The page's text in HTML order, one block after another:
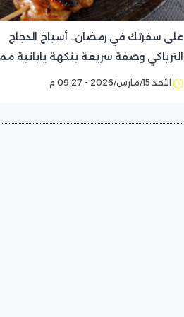
على سفرتك في رمضان.. أسياخ الدجاج
الترياكي وصفة سريعة بنكهة يابانية
الأحد 15/مارس/2026 - 09:27 م